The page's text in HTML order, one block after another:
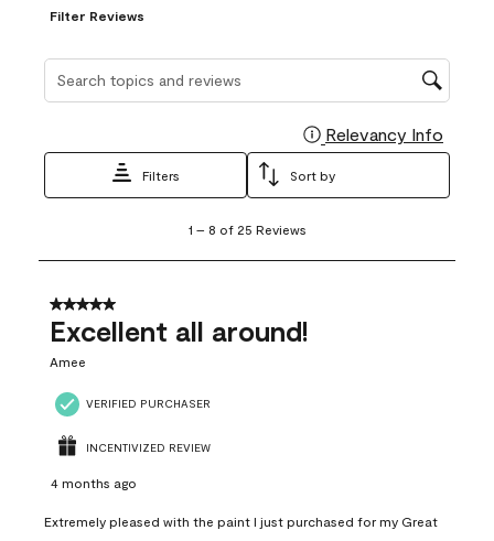
Filter Reviews
Relevancy Info
Filters Sort by
8
25
Reviews
1 – 8 of 25 Reviews
5 out of 5 stars.
Excellent all around!
Amee
VERIFIED PURCHASER
INCENTIVIZED REVIEW
4 months ago
Extremely pleased with the paint I just purchased for my Great